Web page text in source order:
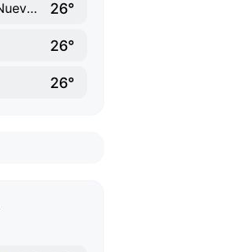
San Ramón de la Nueva Orán 26°
26°
26°